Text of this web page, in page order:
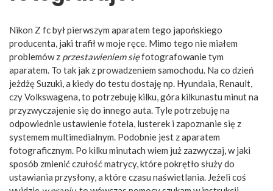
Nikon Z fc był pierwszym aparatem tego japońskiego
producenta, jaki trafił w moje ręce. Mimo tego nie miałem
problemów z przestawieniem sięfotografowanie tym
aparatem. To tak jak z prowadzeniem samochodu. Na co dzień
jeżdżę Suzuki, a kiedy do testu dostaję np. Hyundaia, Renault,
czy Volkswagena, to potrzebuję kilku, góra kilkunastu minut na
przyzwyczajenie się do innego auta. Tyle potrzebuję na
odpowiednie ustawienie fotela, lusterek i zapoznanie się z
systemem multimedialnym. Podobnie jest z aparatem
fotograficznym. Po kilku minutach wiem już zazwyczaj, w jaki
sposób zmienić czułość matrycy, które pokrętło służy do
ustawiania przysłony, a które czasu naświetlania. Jeżeli coś